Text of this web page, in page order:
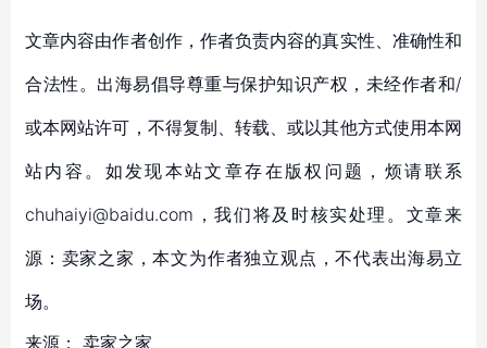
文章内容由作者创作，作者负责内容的真实性、准确性和
合法性。出海易倡导尊重与保护知识产权，未经作者和/
或本网站许可，不得复制、转载、或以其他方式使用本网
站内容。如发现本站文章存在版权问题，烦请联系
chuhaiyi@baidu.com，我们将及时核实处理。文章来
源：卖家之家，本文为作者独立观点，不代表出海易立
场。
来源： 卖家之家